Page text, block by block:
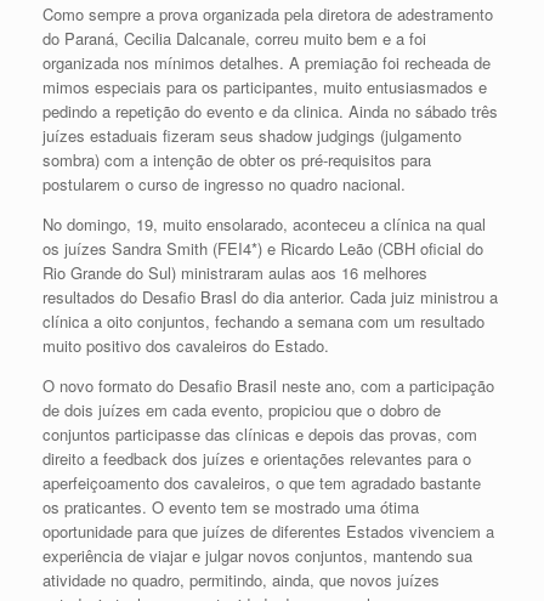
Como sempre a prova organizada pela diretora de adestramento
do Paraná, Cecilia Dalcanale, correu muito bem e a foi
organizada nos mínimos detalhes. A premiação foi recheada de
mimos especiais para os participantes, muito entusiasmados e
pedindo a repetição do evento e da clinica. Ainda no sábado três
juízes estaduais fizeram seus shadow judgings (julgamento
sombra) com a intenção de obter os pré-requisitos para
postularem o curso de ingresso no quadro nacional.
No domingo, 19, muito ensolarado, aconteceu a clínica na qual
os juízes Sandra Smith (FEI4*) e Ricardo Leão (CBH oficial do
Rio Grande do Sul) ministraram aulas aos 16 melhores
resultados do Desafio Brasl do dia anterior. Cada juiz ministrou a
clínica a oito conjuntos, fechando a semana com um resultado
muito positivo dos cavaleiros do Estado.
O novo formato do Desafio Brasil neste ano, com a participação
de dois juízes em cada evento, propiciou que o dobro de
conjuntos participasse das clínicas e depois das provas, com
direito a feedback dos juízes e orientações relevantes para o
aperfeiçoamento dos cavaleiros, o que tem agradado bastante
os praticantes. O evento tem se mostrado uma ótima
oportunidade para que juízes de diferentes Estados vivenciem a
experiência de viajar e julgar novos conjuntos, mantendo sua
atividade no quadro, permitindo, ainda, que novos juízes